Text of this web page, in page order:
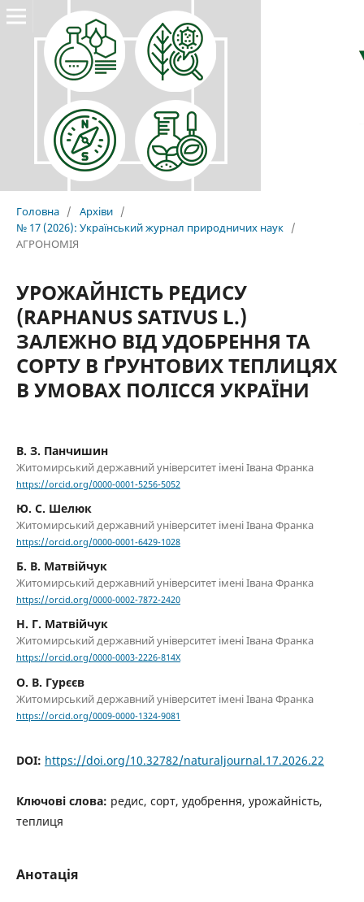
Головна / Архіви /
№ 17 (2026): Український журнал природничих наук /
АГРОНОМІЯ
УРОЖАЙНІСТЬ РЕДИСУ
(RAPHANUS SATIVUS L.)
ЗАЛЕЖНО ВІД УДОБРЕННЯ ТА
СОРТУ В ҐРУНТОВИХ ТЕПЛИЦЯХ
В УМОВАХ ПОЛІССЯ УКРАЇНИ
В. З. Панчишин
Житомирський державний університет імені Івана Франка
https://orcid.org/0000-0001-5256-5052
Ю. С. Шелюк
Житомирський державний університет імені Івана Франка
https://orcid.org/0000-0001-6429-1028
Б. В. Матвійчук
Житомирський державний університет імені Івана Франка
https://orcid.org/0000-0002-7872-2420
Н. Г. Матвійчук
Житомирський державний університет імені Івана Франка
https://orcid.org/0000-0003-2226-814X
О. В. Гурєєв
Житомирський державний університет імені Івана Франка
https://orcid.org/0009-0000-1324-9081
DOI: https://doi.org/10.32782/naturaljournal.17.2026.22
Ключові слова: редис, сорт, удобрення, урожайність,
теплиця
Анотація